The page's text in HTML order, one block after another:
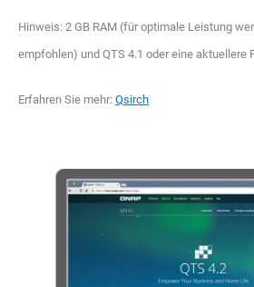
Hinweis: 2 GB RAM (für optimale Leistung
empfohlen) und QTS 4.1 oder eine aktuellere
Erfahren Sie mehr: Qsirch